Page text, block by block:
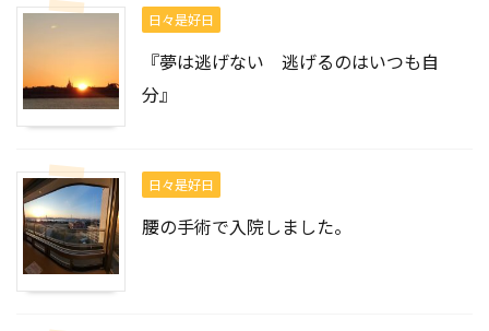
日々是好日
『夢は逃げない 逃げるのはいつも自
分』
日々是好日
腰の手術で入院しました。